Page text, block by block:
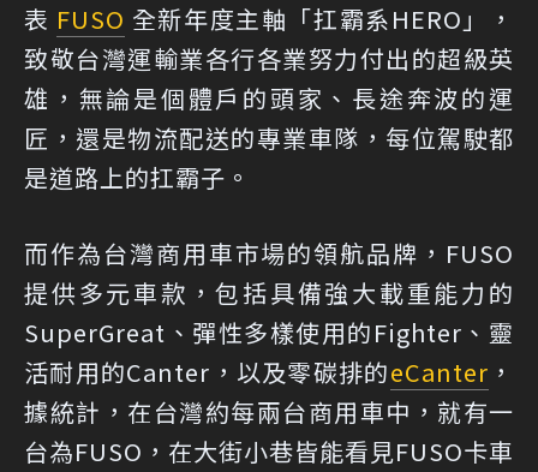
表 FUSO 全新年度主軸「扛霸系HERO」，
致敬台灣運輸業各行各業努力付出的超級英
雄，無論是個體戶的頭家、長途奔波的運
匠，還是物流配送的專業車隊，每位駕駛都
是道路上的扛霸子。
而作為台灣商用車市場的領航品牌，FUSO
提供多元車款，包括具備強大載重能力的
SuperGreat、彈性多樣使用的Fighter、靈
活耐用的Canter，以及零碳排的eCanter ，
據統計，在台灣約每兩台商用車中，就有一
台為FUSO，在大街小巷皆能看見FUSO卡車